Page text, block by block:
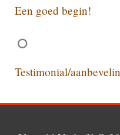
Een goed begin!
Testimonial/